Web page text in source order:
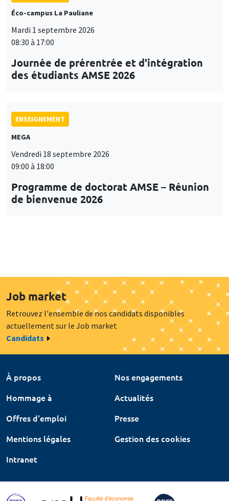
Éco-campus La Pauliane
Mardi 1 septembre 2026
08:30 à 17:00
Journée de prérentrée et d'intégration
des étudiants AMSE 2026
ENSEIGNEMENT
MEGA
Vendredi 18 septembre 2026
09:00 à 18:00
Programme de doctorat AMSE – Réunion
de bienvenue 2026
Job market
Retrouvez l'ensemble de nos candidats disponibles
actuellement sur le Job market
Candidats
À propos
Nos engagements
Hommage à
Actualités
Offres d'emploi
Presse
Mentions légales
Gestion des cookies
Intranet